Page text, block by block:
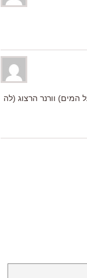
המים) וורנר הרצוג (לה